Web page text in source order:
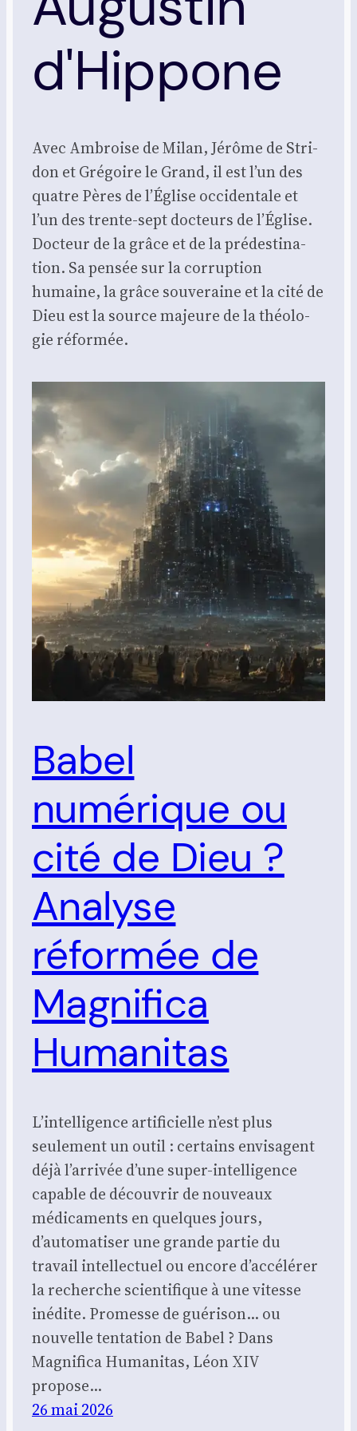
d'Hippone
Avec Ambroise de Milan, Jérôme de Stri­
don et Gré­goire le Grand, il est l’un des
quatre Pères de l’Église occi­den­tale et
l’un des trente-sept doc­teurs de l’Église.
Doc­teur de la grâce et de la pré­des­ti­na­
tion. Sa pen­sée sur la cor­rup­tion
humaine, la grâce sou­ve­raine et la cité de
Dieu est la source majeure de la théo­lo­
gie réfor­mée.
Babel
numérique ou
cité de Dieu ?
Analyse
réformée de
Magnifica
Humanitas
L’intelligence artificielle n’est plus
seulement un outil : certains envisagent
déjà l’arrivée d’une super-intelligence
capable de découvrir de nouveaux
médicaments en quelques jours,
d’automatiser une grande partie du
travail intellectuel ou encore d’accélérer
la recherche scientifique à une vitesse
inédite. Promesse de guérison… ou
nouvelle tentation de Babel ? Dans
Magnifica Humanitas, Léon XIV
propose…
26 mai 2026